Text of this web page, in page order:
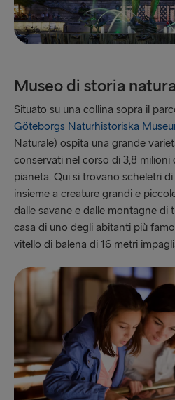
Museo di storia
Situato su una collina sopra il
Göteborgs Naturhistoriska
Naturale) ospita una grande
conservati nel corso di 3,8 milioni
pianeta. Qui si trovano scheletri
insieme a creature grandi e
dalle savane e dalle montagne di
casa di uno degli abitanti più
vitello di balena di 16 metri